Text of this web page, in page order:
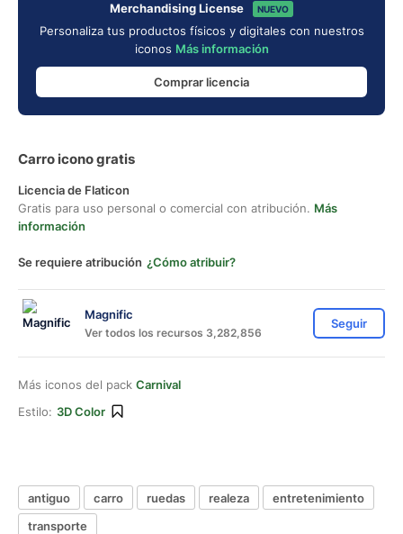
Merchandising License NUEVO
Personaliza tus productos físicos y digitales con nuestros
iconos Más información
Comprar licencia
Carro icono gratis
Licencia de Flaticon
Gratis para uso personal o comercial con atribución. Más
información
Se requiere atribución ¿Cómo atribuir?
Magnific
Ver todos los recursos 3,282,856
Seguir
Más iconos del pack Carnival
Estilo: 3D Color
antiguo carro ruedas realeza
entretenimiento
transporte